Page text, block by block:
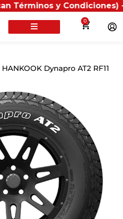
y Condiciones) -
0
Dynapro AT2 RF11